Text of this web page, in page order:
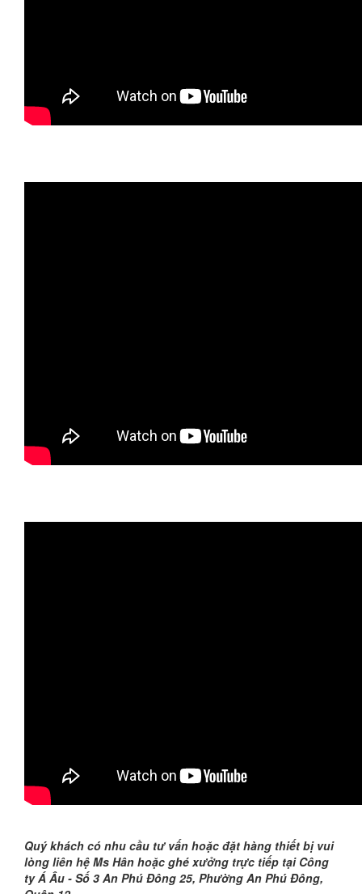
Quý khách có nhu cầu tư vấn hoặc đặt hàng thiết bị vui
lòng liên hệ Ms Hân hoặc ghé xưởng trực tiếp tại Công
ty Á Âu - Số 3 An Phú Đông 25, Phường An Phú Đông,